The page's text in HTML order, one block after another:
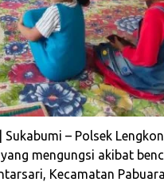
| Sukabumi – Polsek
mengungsi akibat
Kecamatan